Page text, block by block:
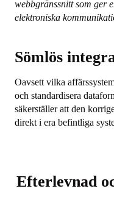
webbgränssnitt som ger
elektroniska
Sömlös
Oavsett vilka
och standardisera
säkerställer att den
direkt i era befintliga
Efterlevnad